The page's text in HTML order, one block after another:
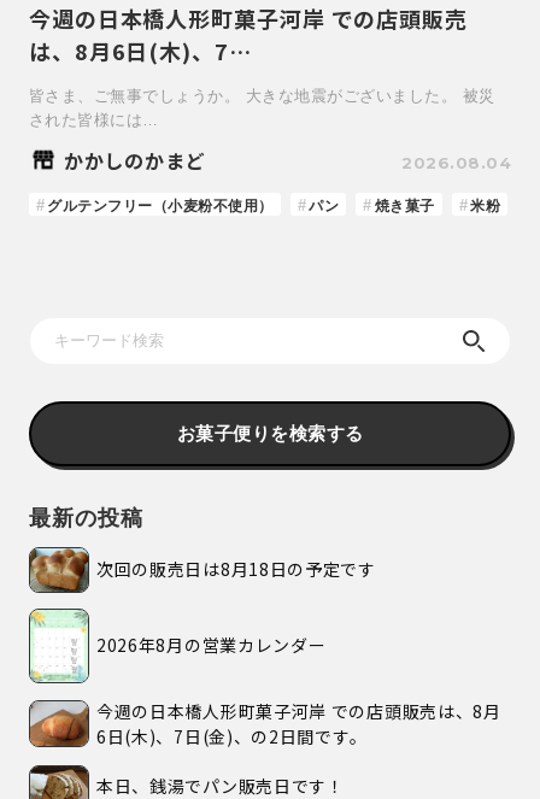
今週の日本橋人形町菓子河岸 での店頭販売
は、8月6日(木)、7…
皆さま、ご無事でしょうか。 大きな地震がございました。 被災
された皆様には…
かかしのかまど 2026.08.04
グルテンフリー（小麦粉不使用） パン 焼き菓子 米粉
お菓子便りを検索する
最新の投稿
次回の販売日は8月18日の予定です
2026年8月の営業カレンダー
今週の日本橋人形町菓子河岸 での店頭販売は、8月
6日(木)、7日(金)、の2日間です。
本日、銭湯でパン販売日です！